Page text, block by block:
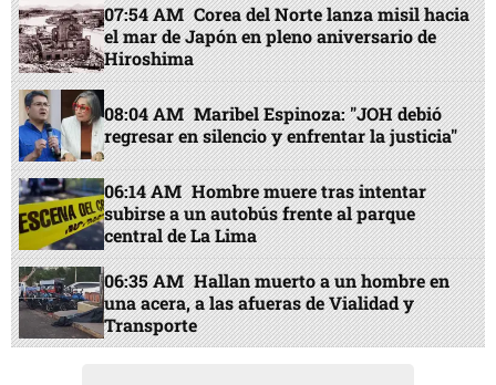
07:54 AM Corea del Norte lanza misil hacia
el mar de Japón en pleno aniversario de
Hiroshima
08:04 AM Maribel Espinoza: "JOH debió
regresar en silencio y enfrentar la justicia"
06:14 AM Hombre muere tras intentar
subirse a un autobús frente al parque
central de La Lima
06:35 AM Hallan muerto a un hombre en
una acera, a las afueras de Vialidad y
Transporte